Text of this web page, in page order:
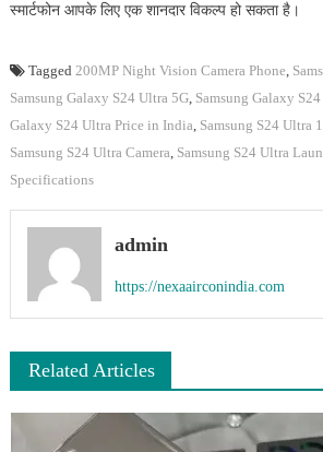
स्मार्टफोन आपके लिए एक शानदार विकल्प हो सकता है।
Tagged 200MP Night Vision Camera Phone,
Samsung Galaxy S24 Ultra 5G, Samsung Galaxy
Galaxy S24 Ultra Price in India, Samsung S24 Ultra
Samsung S24 Ultra Camera, Samsung S24 Ultra
Specifications
admin
https://nexaairconindia.com
Related Articles